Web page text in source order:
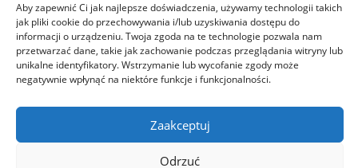
Aby zapewnić Ci jak najlepsze doświadczenia, używamy technologii takich
jak pliki cookie do przechowywania i/lub uzyskiwania dostępu do
informacji o urządzeniu. Twoja zgoda na te technologie pozwala nam
przetwarzać dane, takie jak zachowanie podczas przeglądania witryny lub
unikalne identyfikatory. Wstrzymanie lub wycofanie zgody może
negatywnie wpłynąć na niektóre funkcje i funkcjonalności.
Zaakceptuj
Odrzuć
Test
językowy
Rozwiąż
językowy,
wyposażone)
Programy
nauki języka
szyte na
kursu
Przezroczystość
Kanał informowania
o
nieprawidłowościach
Instytut
Cervantesa)